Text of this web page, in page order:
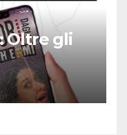
Oltre gli